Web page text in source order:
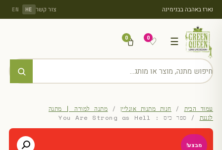
נארז באהבה בבנימינה צור קשר HE
EN
☰
♡
0
0
עמוד הבית / חנות מתנות אונליין / מתנה למורה | מתנה
לגננת / ספר כיס : You Are Strong as Hell
מבצע!